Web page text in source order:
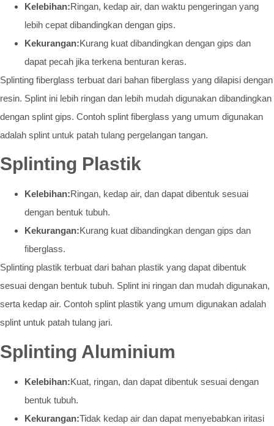
Kelebihan:Ringan, kedap air, dan waktu pengeringan yang
lebih cepat dibandingkan dengan gips.
Kekurangan:Kurang kuat dibandingkan dengan gips dan
dapat pecah jika terkena benturan keras.
Splinting fiberglass terbuat dari bahan fiberglass yang dilapisi dengan
resin. Splint ini lebih ringan dan lebih mudah digunakan dibandingkan
dengan splint gips. Contoh splint fiberglass yang umum digunakan
adalah splint untuk patah tulang pergelangan tangan.
Splinting Plastik
Kelebihan:Ringan, kedap air, dan dapat dibentuk sesuai
dengan bentuk tubuh.
Kekurangan:Kurang kuat dibandingkan dengan gips dan
fiberglass.
Splinting plastik terbuat dari bahan plastik yang dapat dibentuk
sesuai dengan bentuk tubuh. Splint ini ringan dan mudah digunakan,
serta kedap air. Contoh splint plastik yang umum digunakan adalah
splint untuk patah tulang jari.
Splinting Aluminium
Kelebihan:Kuat, ringan, dan dapat dibentuk sesuai dengan
bentuk tubuh.
Kekurangan:Tidak kedap air dan dapat menyebabkan iritasi